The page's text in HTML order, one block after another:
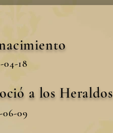
04-18
a los Heraldos
06-09